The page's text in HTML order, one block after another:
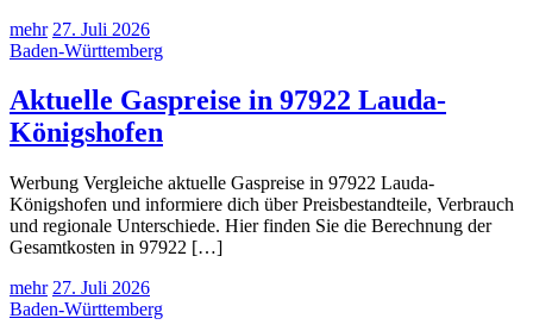
mehr 27. Juli 2026
Baden-Württemberg
Aktuelle Gaspreise in 97922 Lauda-
Königshofen
Werbung Vergleiche aktuelle Gaspreise in 97922 Lauda-
Königshofen und informiere dich über Preisbestandteile, Verbrauch
und regionale Unterschiede. Hier finden Sie die Berechnung der
Gesamtkosten in 97922 […]
mehr 27. Juli 2026
Baden-Württemberg